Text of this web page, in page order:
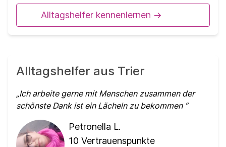
Alltagshelfer kennenlernen ->
Alltagshelfer aus Trier
Ich arbeite gerne mit Menschen zusammen der
schönste Dank ist ein Lächeln zu bekommen
Petronella L.
10 Vertrauenspunkte